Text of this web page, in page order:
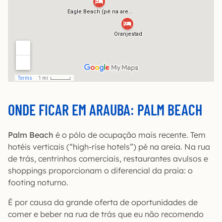
ONDE FICAR EM ARAUBA: PALM BEACH
Palm Beach é o pólo de ocupação mais recente. Tem
hotéis verticais (“high-rise hotels”) pé na areia. Na rua
de trás, centrinhos comerciais, restaurantes avulsos e
shoppings proporcionam o diferencial da praia: o
footing noturno.
É por causa da grande oferta de oportunidades de
comer e beber na rua de trás que eu não recomendo